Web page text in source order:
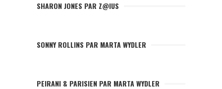
SHARON JONES PAR Z@IUS
SONNY ROLLINS PAR MARTA WYDLER
PEIRANI & PARISIEN PAR MARTA WYDLER